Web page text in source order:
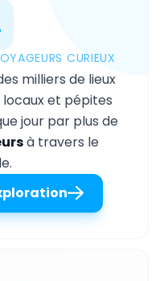
CURIEUX
milliers de lieux
et pépites
jour par plus de
à travers le